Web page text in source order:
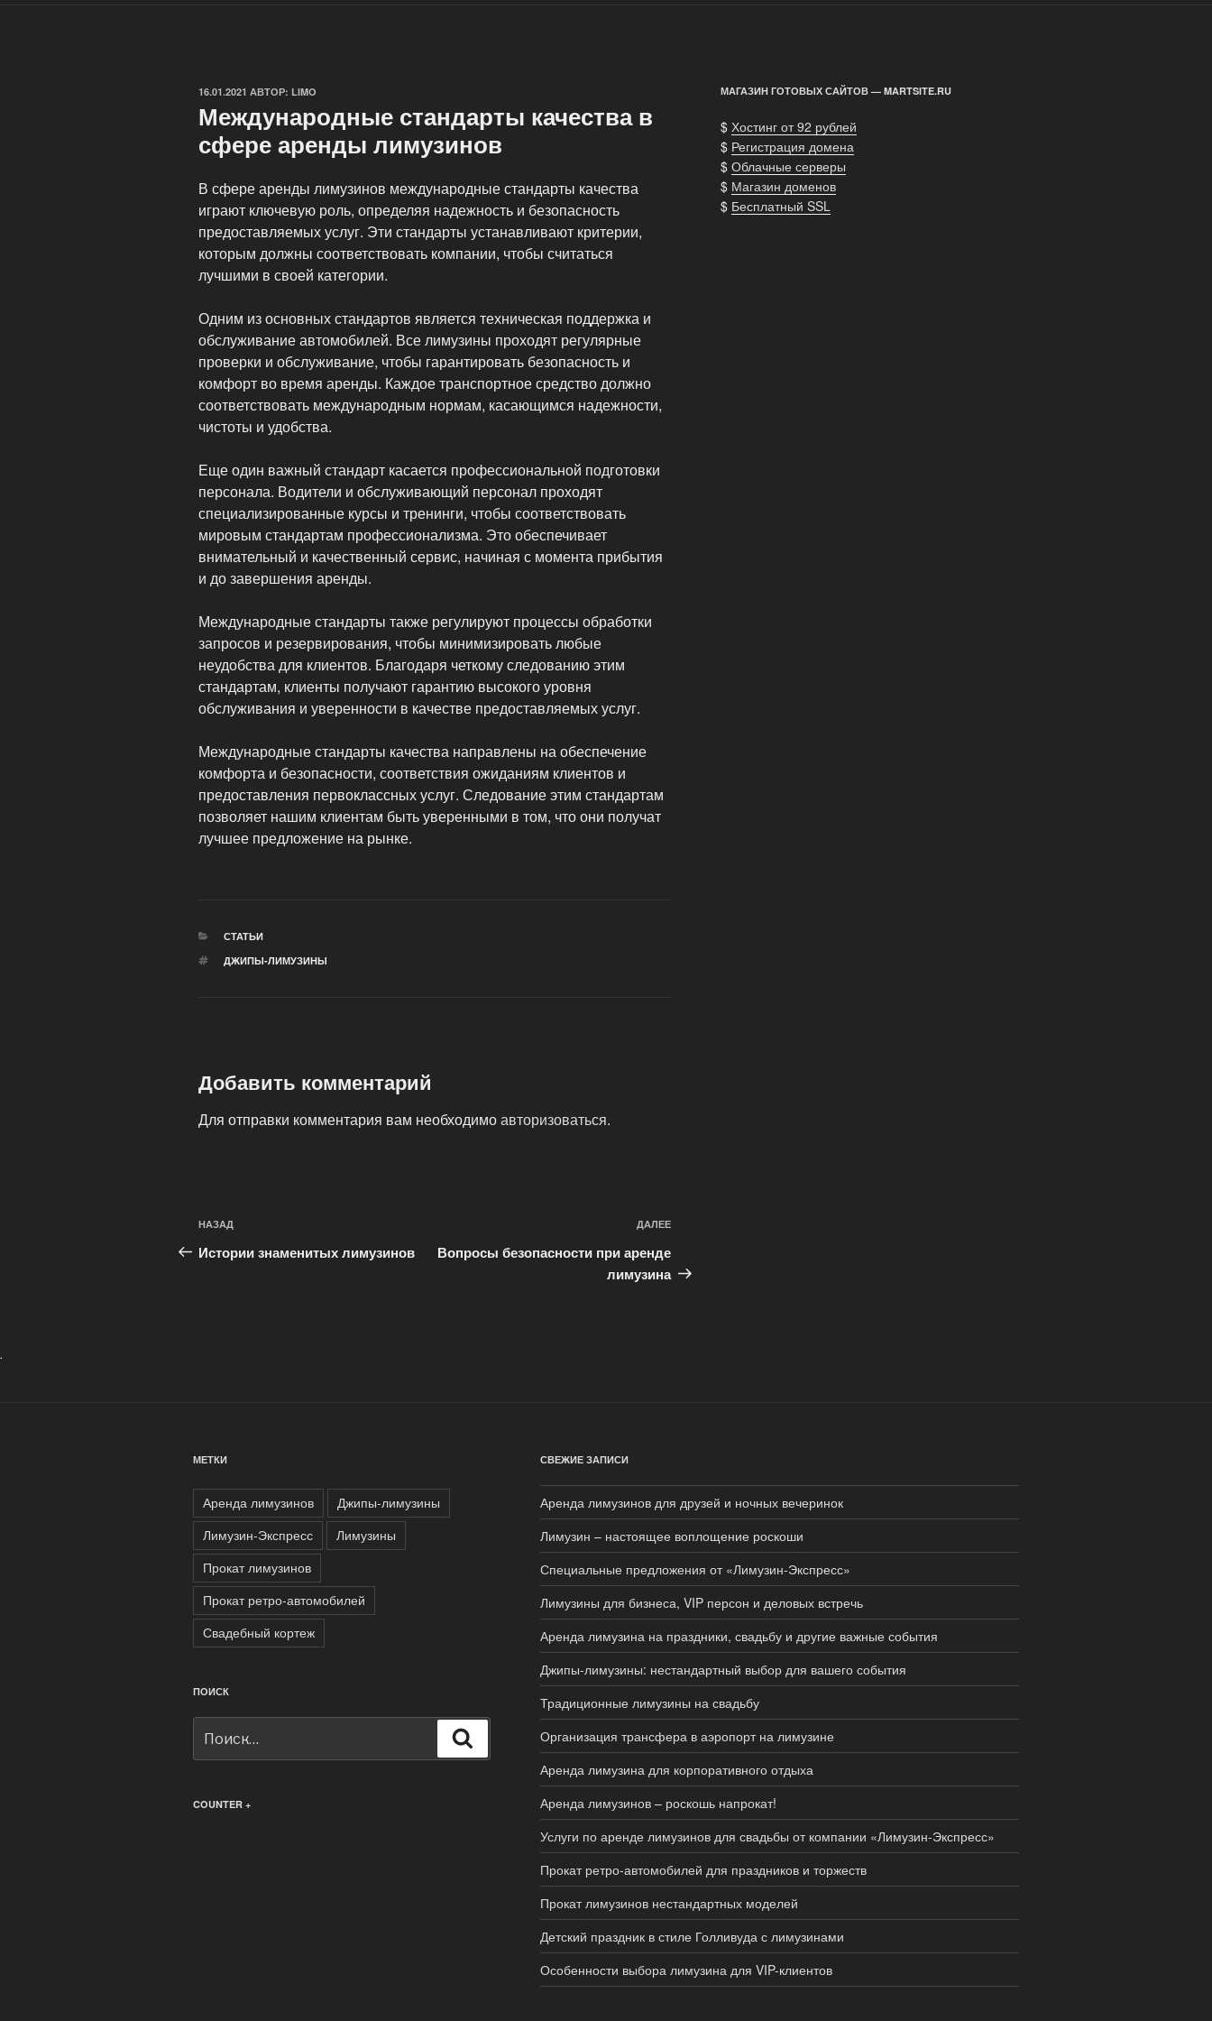
ОПУБЛИКОВАНО
16.01.2021 АВТОР: LIMO
Международные стандарты качества в
сфере аренды лимузинов
В сфере аренды лимузинов международные стандарты качества
играют ключевую роль, определяя надежность и безопасность
предоставляемых услуг. Эти стандарты устанавливают критерии,
которым должны соответствовать компании, чтобы считаться
лучшими в своей категории.
Одним из основных стандартов является техническая поддержка и
обслуживание автомобилей. Все лимузины проходят регулярные
проверки и обслуживание, чтобы гарантировать безопасность и
комфорт во время аренды. Каждое транспортное средство должно
соответствовать международным нормам, касающимся надежности,
чистоты и удобства.
Еще один важный стандарт касается профессиональной подготовки
персонала. Водители и обслуживающий персонал проходят
специализированные курсы и тренинги, чтобы соответствовать
мировым стандартам профессионализма. Это обеспечивает
внимательный и качественный сервис, начиная с момента прибытия
и до завершения аренды.
Международные стандарты также регулируют процессы обработки
запросов и резервирования, чтобы минимизировать любые
неудобства для клиентов. Благодаря четкому следованию этим
стандартам, клиенты получают гарантию высокого уровня
обслуживания и уверенности в качестве предоставляемых услуг.
Международные стандарты качества направлены на обеспечение
комфорта и безопасности, соответствия ожиданиям клиентов и
предоставления первоклассных услуг. Следование этим стандартам
позволяет нашим клиентам быть уверенными в том, что они получат
лучшее предложение на рынке.
РУБРИКИ
СТАТЬИ
МЕТКИ
ДЖИПЫ-ЛИМУЗИНЫ
Добавить комментарий
Для отправки комментария вам необходимоавторизоваться.
Навигация
по
Предыдущая
запись:
НАЗАД
Истории знаменитых лимузинов
ДАЛЕЕ
Вопросы безопасности при аренде
лимузина
МАГАЗИН ГОТОВЫХ САЙТОВ — MARTSITE.RU
$ Хостинг от 92 рублей
$ Регистрация домена
$ Облачные серверы
$ Магазин доменов
$ Бесплатный SSL
.
МЕТКИ
Аренда лимузинов
Джипы-лимузины
Лимузин-Экспресс
Лимузины
Прокат лимузинов
Прокат ретро-автомобилей
Свадебный кортеж
ПОИСК
COUNTER +
СВЕЖИЕ ЗАПИСИ
Аренда лимузинов для друзей и ночных вечеринок
Лимузин – настоящее воплощение роскоши
Специальные предложения от «Лимузин-Экспресс»
Лимузины для бизнеса, VIP персон и деловых встречь
Аренда лимузина на праздники, свадьбу и другие важные события
Джипы-лимузины: нестандартный выбор для вашего события
Традиционные лимузины на свадьбу
Организация трансфера в аэропорт на лимузине
Аренда лимузина для корпоративного отдыха
Аренда лимузинов – роскошь напрокат!
Услуги по аренде лимузинов для свадьбы от компании «Лимузин-Экспресс»
Прокат ретро-автомобилей для праздников и торжеств
Прокат лимузинов нестандартных моделей
Детский праздник в стиле Голливуда с лимузинами
Особенности выбора лимузина для VIP-клиентов